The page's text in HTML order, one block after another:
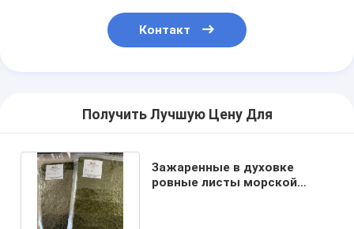
Контакт
Получить Лучшую Цену Для
Зажаренные в духовке
ровные листы морской